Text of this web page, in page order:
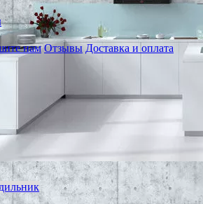
нам Отзывы Доставка и оплата